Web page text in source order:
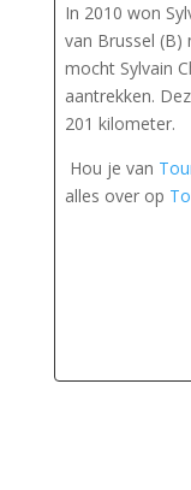
In 2010 won
van Brussel (B)
mocht Sylvain
aantrekken.
201 kilometer.
Hou je van
alles over op